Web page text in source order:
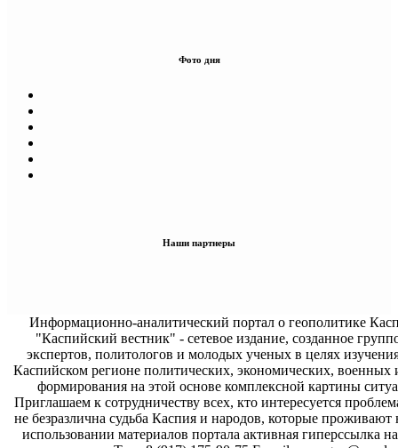
Фото дня
Наши партнеры
Информационно-аналитический портал о геополитике
"Каспийский вестник" - сетевое издание, созданное
экспертов, политологов и молодых ученых в целях
Каспийском регионе политических, экономических, военных
формирования на этой основе комплексной картины
Приглашаем к сотрудничеству всех, кто интересуется
не безразлична судьба Каспия и народов, которые проживают
использовании материалов портала активная гиперссылка на